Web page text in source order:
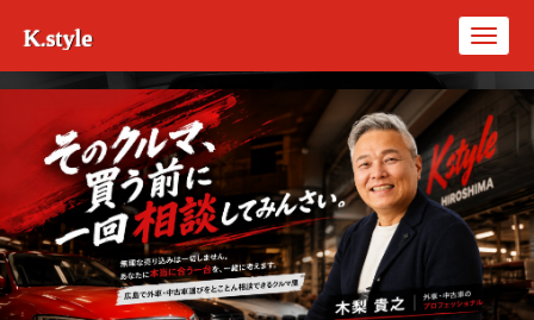
K.style